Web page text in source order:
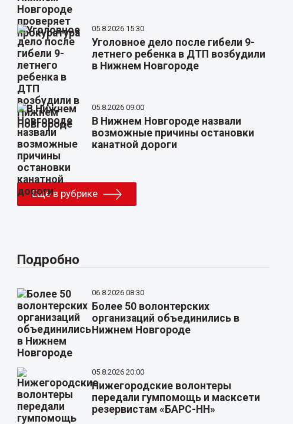
05.8.2026 15:30
Уголовное дело после гибели 9-
летнего ребенка в ДТП возбудили
в Нижнем Новгороде
05.8.2026 09:00
В Нижнем Новгороде назвали
возможные причины остановки
канатной дороги
Еще в рубрике
Подробно
06.8.2026 08:30
Более 50 волонтерских
организаций объединились в
Нижнем Новгороде
05.8.2026 20:00
Нижегородские волонтеры
передали гумпомощь и масксети
резервистам «БАРС-НН»